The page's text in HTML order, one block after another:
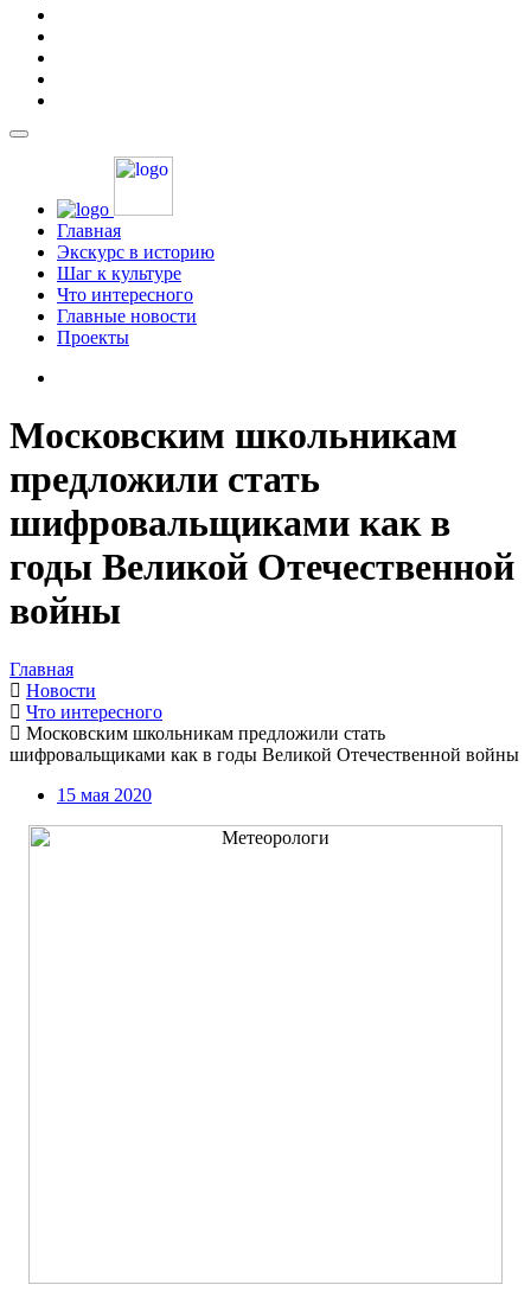
Главная
Экскурс в историю
Шаг к культуре
Что интересного
Главные новости
Проекты
Московским школьникам
предложили стать
шифровальщиками как в
годы Великой Отечественной
войны
Главная
Новости
Что интересного
Московским школьникам предложили стать
шифровальщиками как в годы Великой Отечественной войны
15 мая 2020